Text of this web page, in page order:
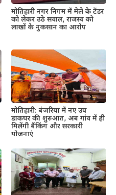
मोतिहारी नगर निगम में मेले के टेंडर
को लेकर उठे सवाल, राजस्व को
लाखों के नुकसान का आरोप
मोतिहारी: बंजरिया में नए उप
डाकघर की शुरुआत, अब गांव में ही
मिलेंगी बैंकिंग और सरकारी
योजनाएं